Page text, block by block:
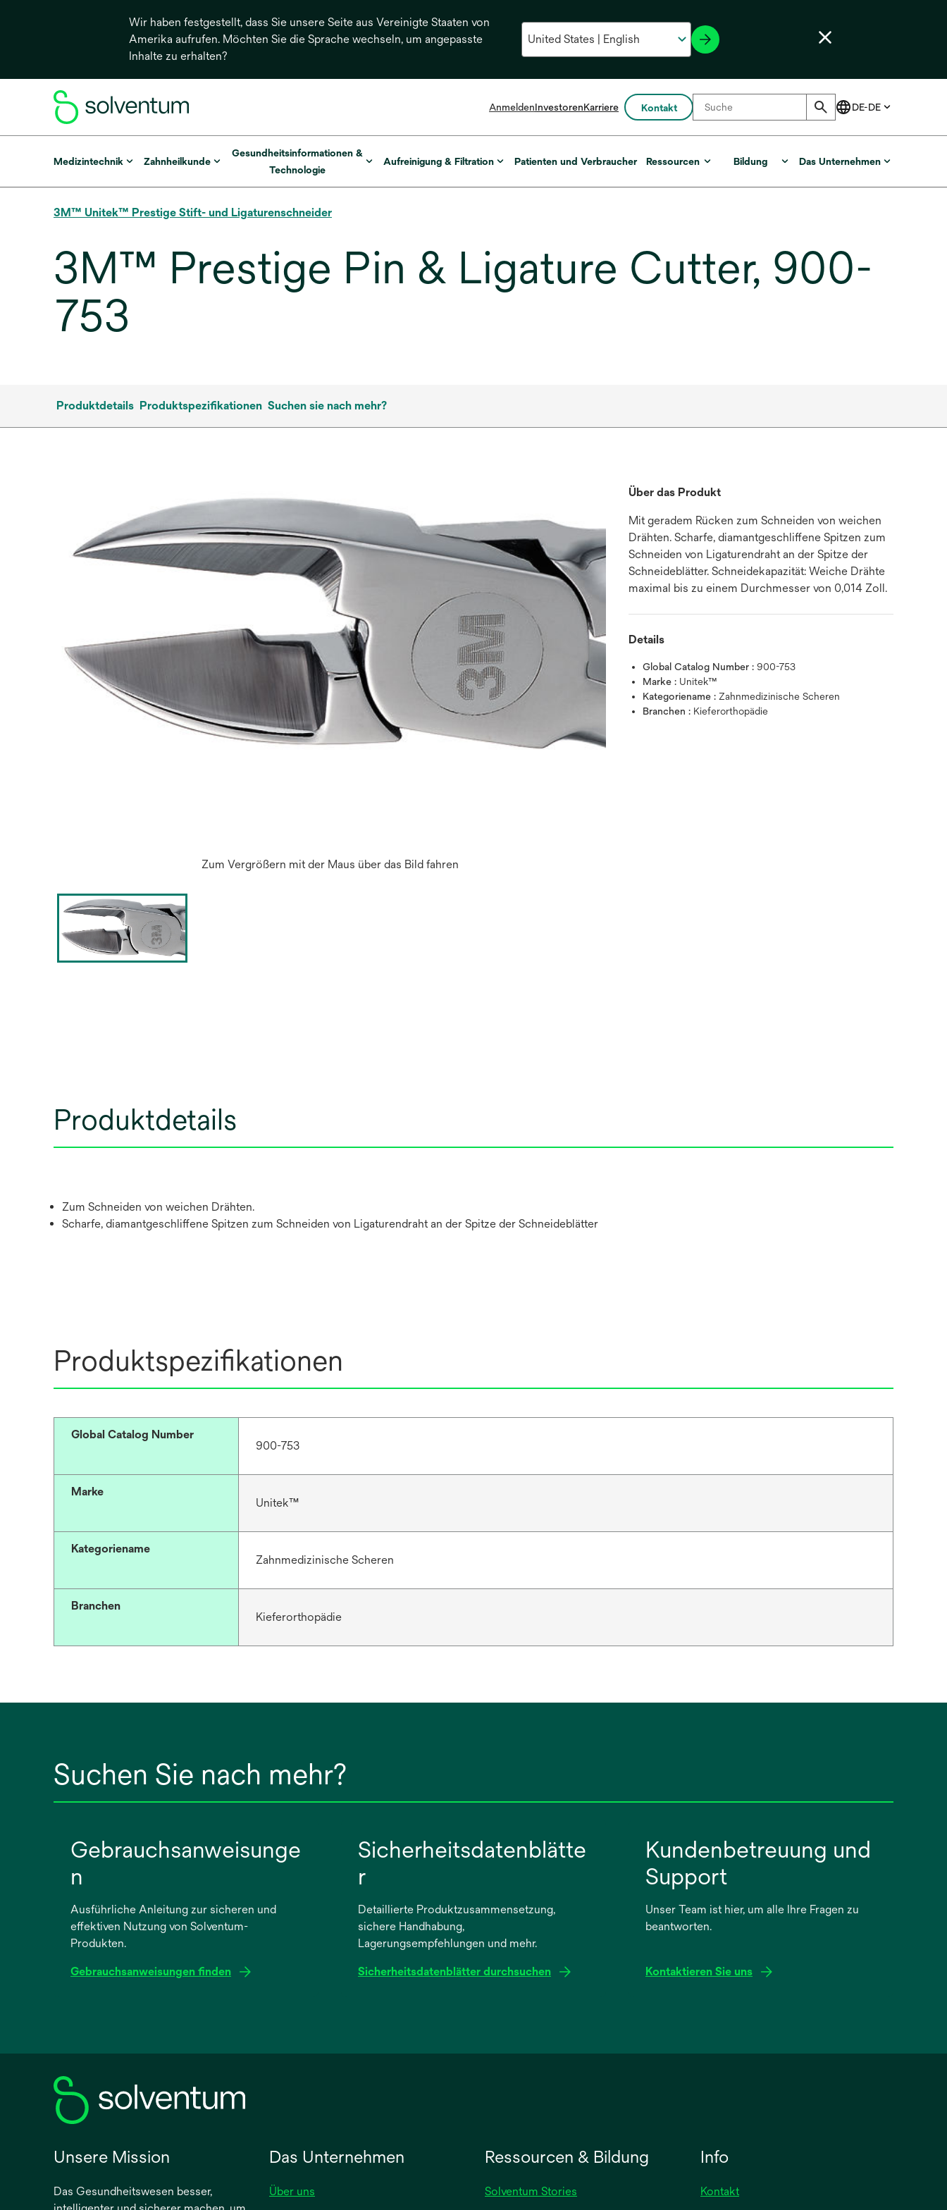
Wir haben festgestellt, dass Sie unsere Seite aus Vereinigte Staaten von
Amerika aufrufen. Möchten Sie die Sprache wechseln, um angepasste
Inhalte zu erhalten?
AnmeldenInvestorenKarriere Kontakt
Medizintechnik Zahnheilkunde
Gesundheitsinformationen &
Technologie
Aufreinigung & Filtration Patienten und Verbraucher Ressourcen Bildung Das Unternehmen
3M™ Unitek™ Prestige Stift- und Ligaturenschneider
3M™ Prestige Pin & Ligature Cutter, 900-
753
Produktdetails Produktspezifikationen Suchen sie nach mehr?
Zum Vergrößern mit der Maus über das Bild fahren
Über das Produkt
Mit geradem Rücken zum Schneiden von weichen
Drähten. Scharfe, diamantgeschliffene Spitzen zum
Schneiden von Ligaturendraht an der Spitze der
Schneideblätter. Schneidekapazität: Weiche Drähte
maximal bis zu einem Durchmesser von 0,014 Zoll.
Details
Global Catalog Number : 900-753
Marke : Unitek™
Kategoriename :Zahnmedizinische Scheren
Branchen : Kieferorthopädie
Produktdetails
Zum Schneiden von weichen Drähten.
Scharfe, diamantgeschliffene Spitzen zum Schneiden von Ligaturendraht an der Spitze der Schneideblätter
Produktspezifikationen
Global Catalog Number
900-753
Marke
Unitek™
Kategoriename
Zahnmedizinische Scheren
Branchen
Kieferorthopädie
Suchen Sie nach mehr?
Gebrauchsanweisunge
n
Ausführliche Anleitung zur sicheren und
effektiven Nutzung von Solventum-
Produkten.
Gebrauchsanweisungen finden
neuen
geöffnet
Sicherheitsdatenblätte
r
Detaillierte Produktzusammensetzung,
sichere Handhabung,
Lagerungsempfehlungen und mehr.
Sicherheitsdatenblätter durchsuchen
neuen
Kundenbetreuung und
Support
Unser Team ist hier, um alle Ihre Fragen zu
beantworten.
Kontaktieren Sie uns
Unsere Mission
Das Gesundheitswesen besser,
Das Unternehmen
Über uns
Ressourcen & Bildung
Solventum Stories
Info
Kontakt